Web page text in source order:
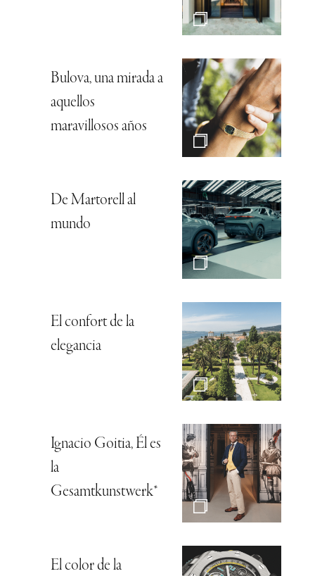
Bulova, una mirada a
aquellos
maravillosos años
De Martorell al
mundo
El confort de la
elegancia
Ignacio Goitia, Él es
la
Gesamtkunstwerk*
El color de la